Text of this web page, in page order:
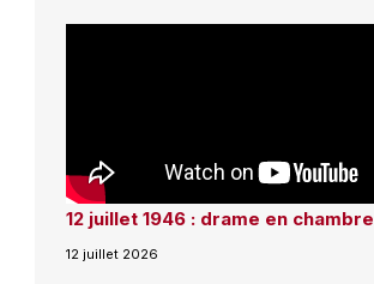
12 juillet 1946 : drame en chambre
12 juillet 2026